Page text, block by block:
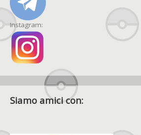
Instagram:
Siamo amici con: